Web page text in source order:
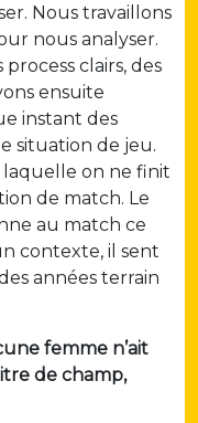
Nous travaillons
nous analyser.
clairs, des
ensuite
instant des
situation de jeu.
laquelle on ne finit
de match. Le
au match ce
contexte, il sent
années terrain
femme n’ait
de champ,